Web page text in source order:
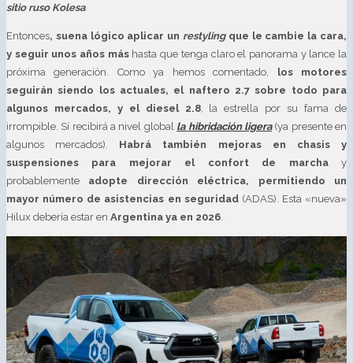
sitio ruso Kolesa
Entonces, suena lógico aplicar un restylingque le cambie la cara,
y seguir unos años máshasta que tenga claro el panorama y lance la
próxima generación. Como ya hemos comentado,
los motores
seguirán siendo los actuales, el naftero 2.7 sobre todo para
algunos mercados, y el diesel 2.8, la estrella por su fama de
irrompible. Sí recibirá a nivel global la hibridación ligera(ya presente en
algunos mercados). Habrá también mejoras en chasis y
suspensiones para mejorar el confort de marchay
probablemente adopte dirección eléctrica, permitiendo un
mayor número de asistencias en seguridad (ADAS). Esta «nueva»
Hilux debería estar en Argentina ya en 2026